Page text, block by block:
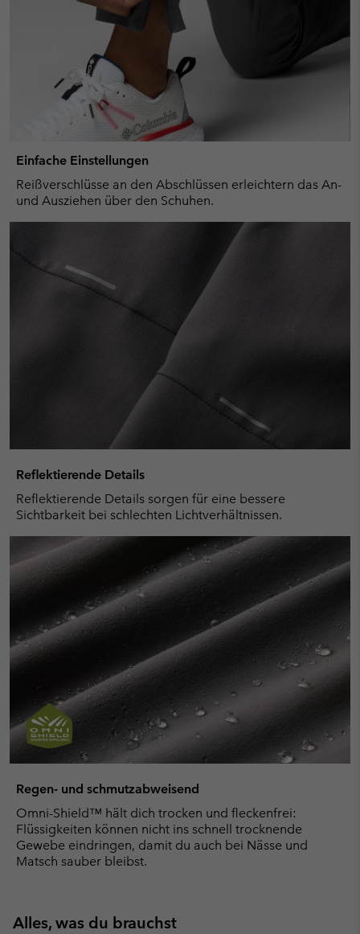
Einfache Einstellungen
Reißverschlüsse an den Abschlüssen erleichtern das An-
und Ausziehen über den Schuhen.
Reflektierende Details
Reflektierende Details sorgen für eine bessere
Sichtbarkeit bei schlechten Lichtverhältnissen.
Regen- und schmutzabweisend
Omni-Shield™ hält dich trocken und fleckenfrei:
Flüssigkeiten können nicht ins schnell trocknende
Gewebe eindringen, damit du auch bei Nässe und
Matsch sauber bleibst.
Alles, was du brauchst